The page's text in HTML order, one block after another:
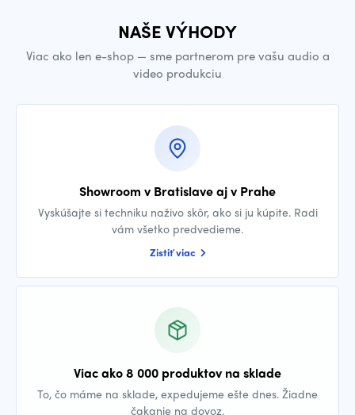
NAŠE VÝHODY
Viac ako len e-shop — sme partnerom pre vašu audio a
video produkciu
Showroom v Bratislave aj v Prahe
Vyskúšajte si techniku naživo skôr, ako si ju kúpite. Radi
vám všetko predvedieme.
Zistiť viac
Viac ako 8 000 produktov na sklade
To, čo máme na sklade, expedujeme ešte dnes. Žiadne
čakanie na dovoz.